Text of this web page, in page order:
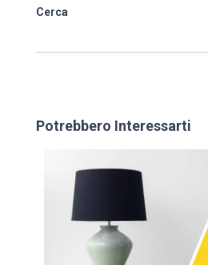
Cerca
Potrebbero Interessarti